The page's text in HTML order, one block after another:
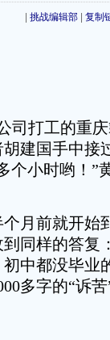
挑战编辑部 复制
司打工的重
建国手中接
个小时哟！”
月前就开始
同样的答复
中都没毕业
多字的“诉